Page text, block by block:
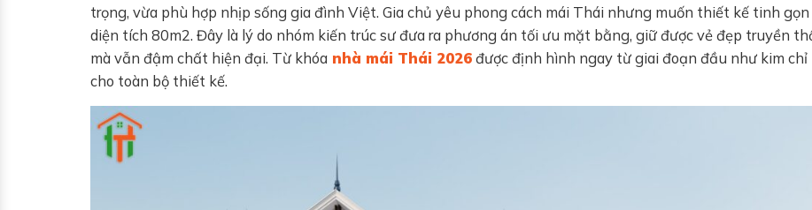
trọng, vừa phù hợp nhịp sống gia đình Việt. Gia chủ yêu phong cách mái Thái nhưng muốn thiết kế tinh
diện tích 80m2. Đây là lý do nhóm kiến trúc sư đưa ra phương án tối ưu mặt bằng, giữ được vẻ đẹp truyền
mà vẫn đậm chất hiện đại. Từ khóa nhà mái Thái 2026được định hình ngay từ giai đoạn đầu như kim chỉ
cho toàn bộ thiết kế.